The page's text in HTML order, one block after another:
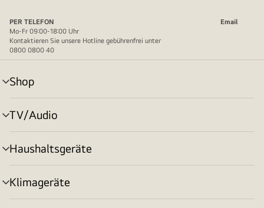
PER TELEFON
Email
Mo-Fr 09:00-18:00 Uhr
Kontaktieren Sie unsere Hotline gebührenfrei unter
0800 0800 40
Shop
Menü
umschalten
TV/Audio
Menü
umschalten
Haushaltsgeräte
Menü
umschalten
Klimageräte
Menü
umschalten